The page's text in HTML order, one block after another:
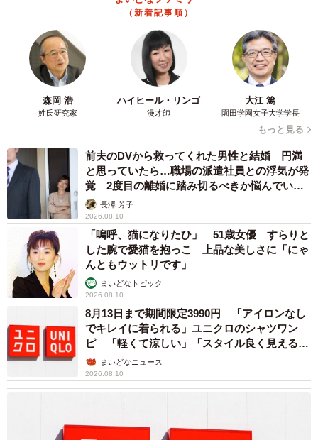
ースを飲んだら空っぽになったんだ！」という発見を他の
やかに対応してくれたので照れていました。
──息子さんは、知らない人にも話しかける人懐っこい子な
のかしら？
コロナ禍での引きこもり生活で人見知りが続いていたの
ですが、周囲の大人が皆さん優しいこともあって、知らな
い人への警戒が解けつつあります。
──それはよかったですね。今回の男性の対応も良い影響が
ありそうです。息子さんには、るしこさんから何か伝えま
したか？
今回は優しい御仁でしたが、相手がいつも子ども好きな
人とは限らないので「急にお話したらビックリしちゃうか
もしれないから、まずは『こんにちは』のご挨拶ができる
といいね」というような話をしました。今の息子には理解
できないかもしれませんが…。
ういった話をしつつ、彼の人懐こさを制止することなく上
（新着記事順）
森岡 浩
姓氏研究家
ハイヒール・リンゴ
漫才師
大江 篤
園田学園女子大学学長
もっと見る
前夫のDVから救ってくれた男性と結婚 円満
と思っていたら…職場の派遣社員との浮気が発
覚 2度目の離婚に踏み切るべきか悩んでいま
す【夫婦関係修復カウンセラーが解説】
長澤 芳子
2026.08.10
「嗚呼、猫になりたひ」 51歳女優 すらりと
した腕で愛猫を抱っこ 上品な美しさに「にゃ
んともウットリです」
まいどなトピック
2026.08.10
8月13日まで期間限定3990円 「アイロンなし
でキレイに着られる」ユニクロのシャツワン
ピ 「軽くて涼しい」「スタイル良く見える」
の声まいどなニュース
2026.08.10